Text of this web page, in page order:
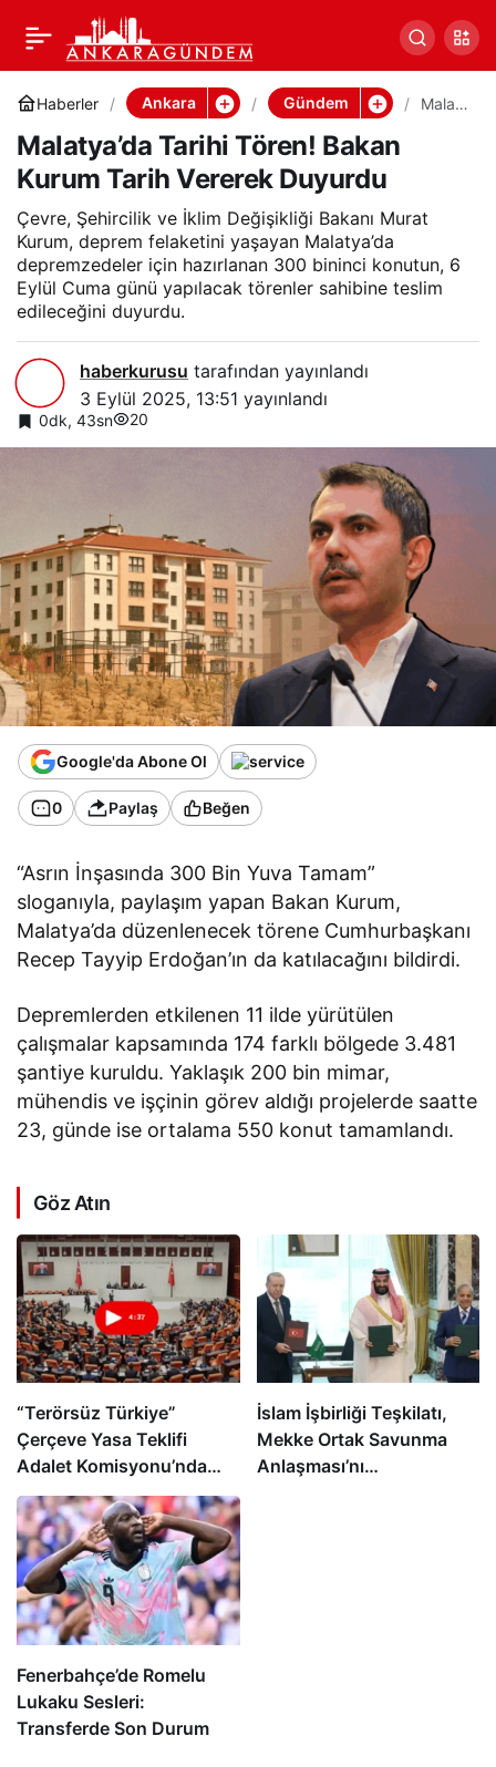
Haberler Ankara Gündem
Malat
Tarih
Duyur
du
Malatya’da Tarihi Tören! Bakan
Kurum Tarih Vererek Duyurdu
Çevre, Şehircilik ve İklim Değişikliği Bakanı Murat
Kurum, deprem felaketini yaşayan Malatya’da
depremzedeler için hazırlanan 300 bininci konutun, 6
Eylül Cuma günü yapılacak törenler sahibine teslim
edileceğini duyurdu.
haberkurusu tarafından yayınlandı
3 Eylül 2025, 13:51 yayınlandı
0dk, 43sn 20
Google'da Abone Ol
0 Paylaş Beğen
“Asrın İnşasında 300 Bin Yuva Tamam”
sloganıyla, paylaşım yapan Bakan Kurum,
Malatya’da düzenlenecek törene Cumhurbaşkanı
Recep Tayyip Erdoğan’ın da katılacağını bildirdi.
Depremlerden etkilenen 11 ilde yürütülen
çalışmalar kapsamında 174 farklı bölgede 3.481
şantiye kuruldu. Yaklaşık 200 bin mimar,
mühendis ve işçinin görev aldığı projelerde saatte
23, günde ise ortalama 550 konut tamamlandı.
Göz Atın
“Terörsüz Türkiye”
Çerçeve Yasa Teklifi
Adalet Komisyonu’nda
Kabul Edildi
İslam İşbirliği Teşkilatı,
Mekke Ortak Savunma
Anlaşması’nı
Fenerbahçe’de Romelu
Lukaku Sesleri:
Transferde Son Durum
Malatya’da Tarihi Tören!
Bakan Kurum Tarih
Vererek Duyurdu
0 Paylaş